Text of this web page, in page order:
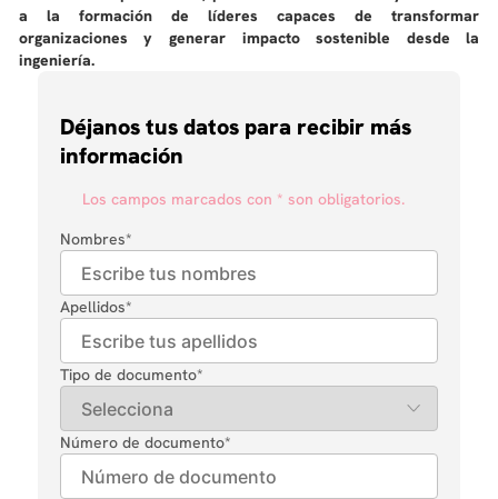
a la formación de líderes capaces de transformar
organizaciones y generar impacto sostenible desde la
ingeniería.
Déjanos tus datos para recibir más
información
Los campos marcados con * son obligatorios.
Nombres*
Apellidos*
Tipo de documento*
Número de documento*